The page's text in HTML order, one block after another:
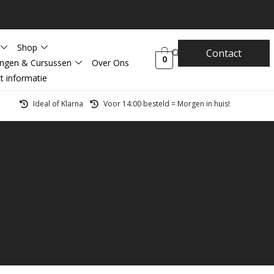
Shop
& Cursussen
Over Ons
informatie
0 Contact
Ideal of Klarna Voor 14:00 besteld = Morgen in huis!